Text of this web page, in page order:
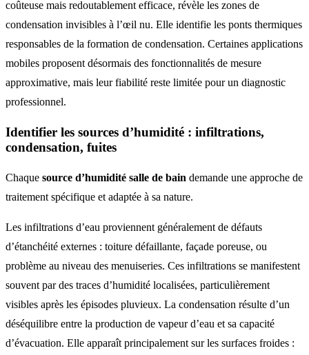
coûteuse mais redoutablement efficace, révèle les zones de
condensation invisibles à l’œil nu. Elle identifie les ponts thermiques
responsables de la formation de condensation. Certaines applications
mobiles proposent désormais des fonctionnalités de mesure
approximative, mais leur fiabilité reste limitée pour un diagnostic
professionnel.
Identifier les sources d’humidité : infiltrations,
condensation, fuites
Chaque source d’humidité salle de bain demande une approche de
traitement spécifique et adaptée à sa nature.
Les infiltrations d’eau proviennent généralement de défauts
d’étanchéité externes : toiture défaillante, façade poreuse, ou
problème au niveau des menuiseries. Ces infiltrations se manifestent
souvent par des traces d’humidité localisées, particulièrement
visibles après les épisodes pluvieux. La condensation résulte d’un
déséquilibre entre la production de vapeur d’eau et sa capacité
d’évacuation. Elle apparaît principalement sur les surfaces froides :